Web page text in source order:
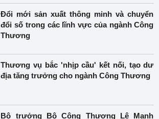
Đổi mới sản xuất thông minh và chuyển
đổi số trong các lĩnh vực của ngành Công
Thương
Thương vụ bắc 'nhịp cầu' kết nối, tạo dư
địa tăng trưởng cho ngành Công Thương
Bộ trưởng Bộ Công Thương Lê Mạnh